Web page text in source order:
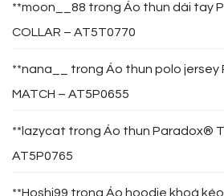
**moon__88 trong Áo thun dài tay
COLLAR – AT5T0770
**nana__ trong Áo thun polo jersey
MATCH – AT5P0655
**lazycat trong Áo thun Paradox®
AT5P0765
**Hoshi99 trong Áo hoodie khoá